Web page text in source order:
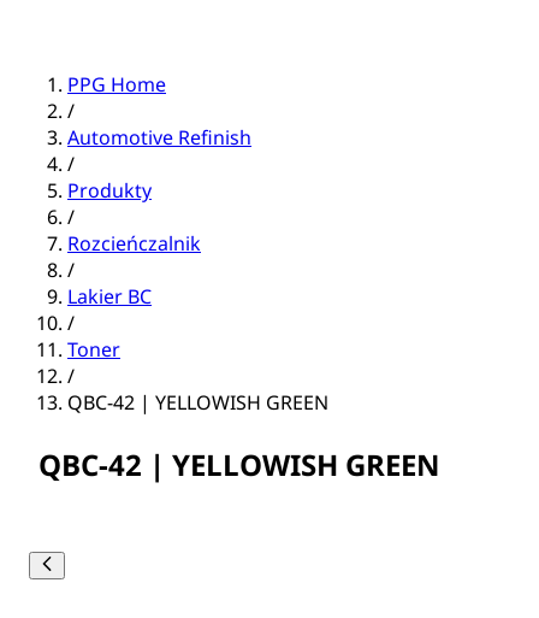
PPG Home
/
Automotive Refinish
/
Produkty
/
Rozcieńczalnik
/
Lakier BC
/
Toner
/
QBC-42 | YELLOWISH GREEN
QBC-42 | YELLOWISH GREEN